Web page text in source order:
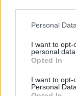
Please note that
not limited to
grant or deny
use your data for
consent section.
Personal
I want to opt-
personal data.
Opted In
I want to opt-
Personal Data.